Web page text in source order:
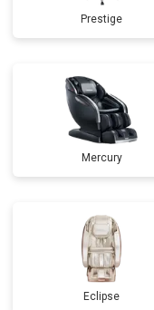
Prestige
Mercury
Eclipse